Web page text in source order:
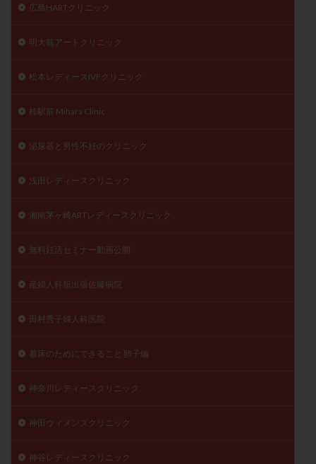
広島HARTクリニック
明大前アートクリニック
松本レディースIVFクリニック
桂駅前 Mihara Clinic
泌尿器と男性不妊のクリニック
浅田レディースクリニック
湘南茅ヶ崎ARTレディースクリニック
無料妊活セミナー動画公開
産婦人科舘出張佐藤病院
田村秀子婦人科医院
着床のためにできること 卵子編
神奈川レディースクリニック
神田ウィメンズクリニック
神谷レディースクリニック